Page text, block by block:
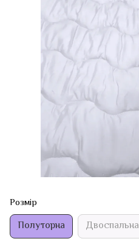
Розмір
Полуторна Двоспальна